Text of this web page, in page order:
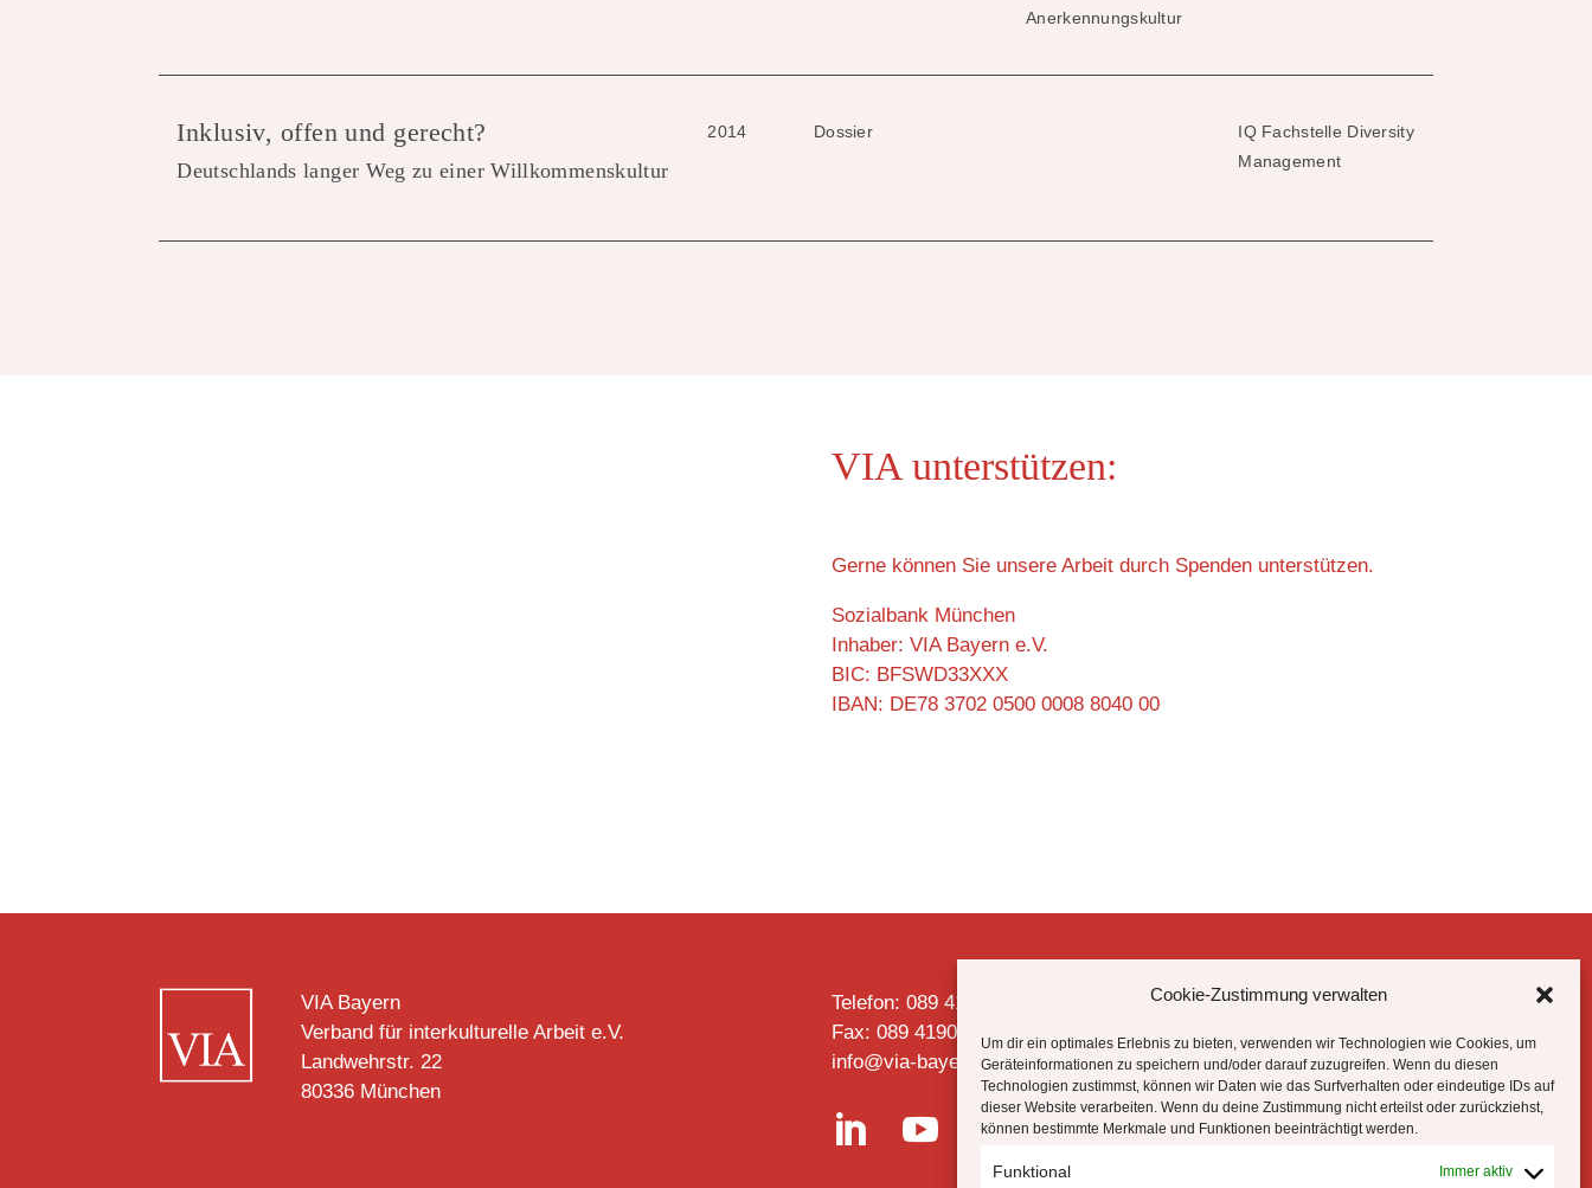
Cookie-Zustimmung verwalten
Um dir ein optimales Erlebnis zu bieten, verwenden wir Technologien wie Cookies, um
Geräteinformationen zu speichern und/oder darauf zuzugreifen. Wenn du diesen
Technologien zustimmst, können wir Daten wie das Surfverhalten oder eindeutige IDs auf
dieser Website verarbeiten. Wenn du deine Zustimmung nicht erteilst oder zurückziehst,
können bestimmte Merkmale und Funktionen beeinträchtigt werden.
Funktional Immer aktiv
Anerkennungskultur
Inklusiv, offen und gerecht?
Deutschlands langer Weg zu einer Willkommenskultur
2014 Dossier
IQ Fachstelle Diversity
Management
VIA unterstützen:
Gerne können Sie unsere Arbeit durch Spenden unterstützen.
Sozialbank München
Inhaber: VIA Bayern e.V.
BIC: BFSWD33XXX
IBAN: DE78 3702 0500 0008 8040 00
VIA Bayern
Verband für interkulturelle Arbeit e.V.
Landwehrstr. 22
80336 München
Telefon: 089 4190 2728
Fax: 089 4190 2727
info@via-bayern.de
 
Datenschutzhinweise
Impressum
Cookie-Richtlinie (EU)